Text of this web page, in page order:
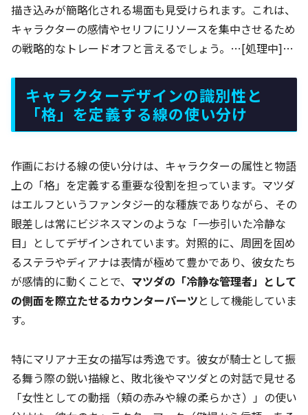
描き込みが簡略化される場面も見受けられます。これは、
キャラクターの感情やセリフにリソースを集中させるため
の戦略的なトレードオフと言えるでしょう。…[処理中]…
キャラクターデザインの識別性と
「格」を定義する線の使い分け
作画における線の使い分けは、キャラクターの属性と物語
上の「格」を定義する重要な役割を担っています。マツダ
はエルフというファンタジー的な種族でありながら、その
眼差しは常にビジネスマンのような「一歩引いた冷静な
目」としてデザインされています。対照的に、周囲を固め
るステラやディアナは表情が極めて豊かであり、彼女たち
が感情的に動くことで、 マツダの「冷静な管理者」として
の側面を際立たせるカウンターパーツとして機能していま
す。
特にマリアナ王女の描写は秀逸です。彼女が騎士として振
る舞う際の鋭い描線と、敗北後やマツダとの対話で見せる
「女性としての動揺（頬の赤みや線の柔らかさ）」の使い